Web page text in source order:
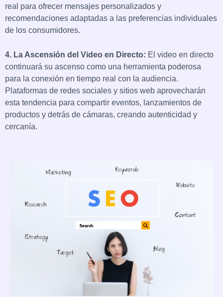
real para ofrecer mensajes personalizados y
recomendaciones adaptadas a las preferencias individuales
de los consumidores.
4. La Ascensión del Video en Directo: El video en directo
continuará su ascenso como una herramienta poderosa
para la conexión en tiempo real con la audiencia.
Plataformas de redes sociales y sitios web aprovecharán
esta tendencia para compartir eventos, lanzamientos de
productos y detrás de cámaras, creando autenticidad y
cercanía.